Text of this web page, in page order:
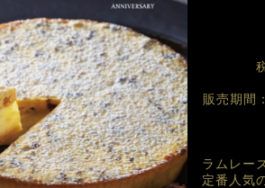
販売期間
ラムレー
定番人気